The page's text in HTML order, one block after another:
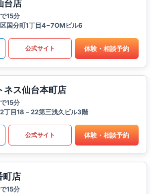
台店
15分
国分町1丁目4−7OMビル6
公式サイト 体験・相談予約
ネス仙台本町店
15分
丁目18－22第三浅久ビル3階
公式サイト 体験・相談予約
町店
15分